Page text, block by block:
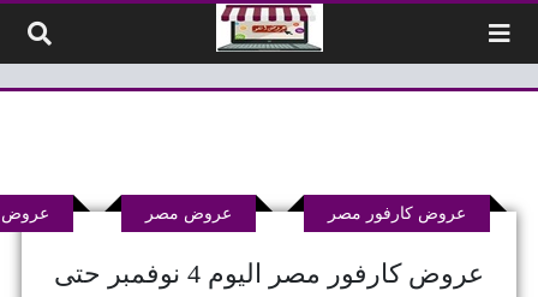
عروض كارفور مصر اليوم 4 نوفمبر حتى
عروض كارفور مصر عروض مصر عروض